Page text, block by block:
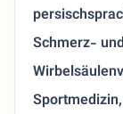
Schmerz-